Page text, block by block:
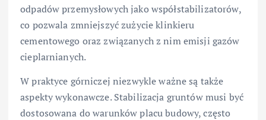
odpadów przemysłowych jako współstabilizatorów,
co pozwala zmniejszyć zużycie klinkieru
cementowego oraz związanych z nim emisji gazów
cieplarnianych.
W praktyce górniczej niezwykle ważne są także
aspekty wykonawcze. Stabilizacja gruntów musi być
dostosowana do warunków placu budowy, często